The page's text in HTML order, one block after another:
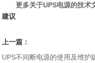
更多关于UPS电源的技术
建议
上一篇：
UPS不间断电源的使用及维护